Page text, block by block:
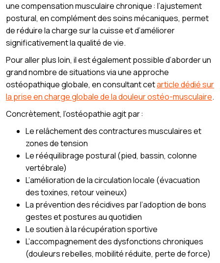
une compensation musculaire chronique : l’ajustement
postural, en complément des soins mécaniques, permet
de réduire la charge sur la cuisse et d’améliorer
significativement la qualité de vie.
Pour aller plus loin, il est également possible d’aborder un
grand nombre de situations via une approche
ostéopathique globale, en consultant cetarticle dédié sur
la prise en charge globale de la douleur ostéo-musculaire.
Concrètement, l’ostéopathie agit par :
Le relâchement des contractures musculaires et
zones de tension
Le rééquilibrage postural (pied, bassin, colonne
vertébrale)
L’amélioration de la circulation locale (évacuation
des toxines, retour veineux)
La prévention des récidives par l’adoption de bons
gestes et postures au quotidien
Le soutien à la récupération sportive
L’accompagnement des dysfonctions chroniques
(douleurs rebelles, mobilité réduite, perte de force)